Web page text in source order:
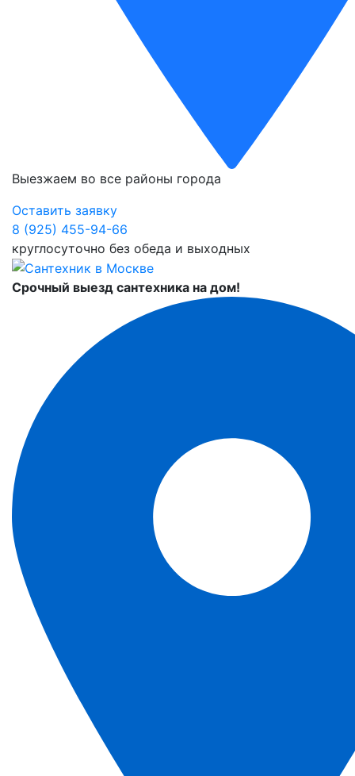
Выезжаем во все районы города
Оставить заявку
8 (925) 455-94-66
круглосуточно без обеда и выходных
Срочный выезд сантехника на дом!